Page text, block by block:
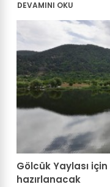
DEVAMINI OKU
Gölcük Yaylası
hazırlanacak